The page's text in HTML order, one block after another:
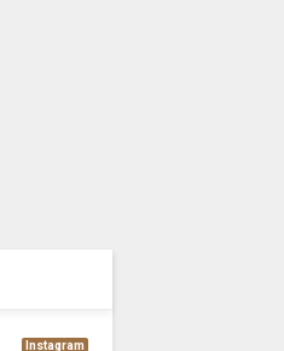
Instagram